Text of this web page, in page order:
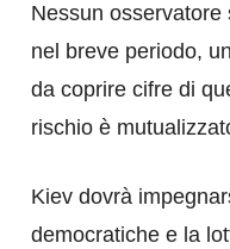
Nessun
nel breve periodo,
da coprire cifre di
rischio è
Kiev dovrà
democratiche e la